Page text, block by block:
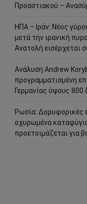
Προαστιακού –
ΗΠΑ – Ιράν: Νέος
μετά την ιρανική
Ανατολή εισέρχεται
Ανάλυση Andrew
προγραμματισμένη
Γερμανίας ύψους
Ρωσία: Δορυφορικές
οχυρωμένα
προετοιμάζεται για